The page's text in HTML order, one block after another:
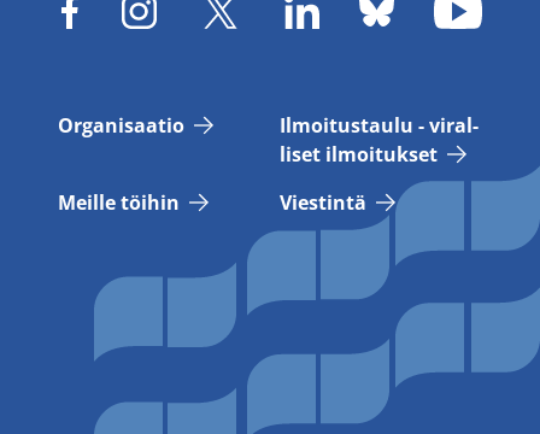
Or­ga­ni­saa­tio
Il­moi­tus­tau­lu - vi­ral­
li­set il­moi­tuk­set
Meil­le töi­hin
Vies­tin­tä